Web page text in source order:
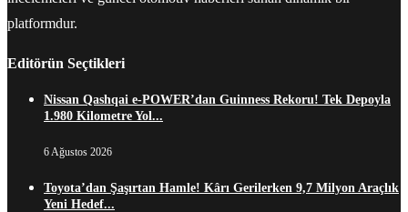
platformdur.
Editörün Seçtikleri
Nissan Qashqai e-POWER’dan Guinness Rekoru! Tek Depoyla
1.980 Kilometre Yol...
6 Ağustos 2026
Toyota’dan Şaşırtan Hamle! Kârı Gerilerken 9,7 Milyon Araçlık
Yeni Hedef...